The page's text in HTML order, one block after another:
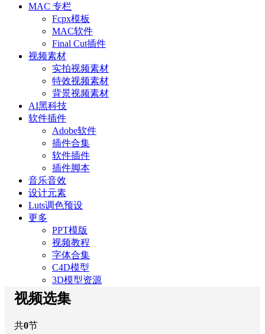
MAC 专栏
Fcpx模板
MAC软件
Final Cut插件
视频素材
实拍视频素材
特效视频素材
背景视频素材
AI黑科技
软件插件
Adobe软件
插件合集
软件插件
插件脚本
音乐音效
设计元素
Luts调色预设
更多
PPT模版
视频教程
字体合集
C4D模型
3D模型资源
视频选集
共0节